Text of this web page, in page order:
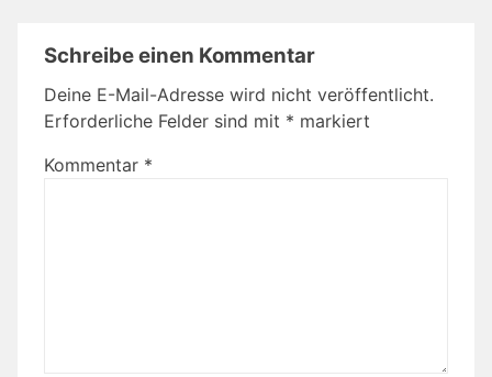
Schreibe einen Kommentar
Deine E-Mail-Adresse wird nicht veröffentlicht.
Erforderliche Felder sind mit * markiert
Kommentar *